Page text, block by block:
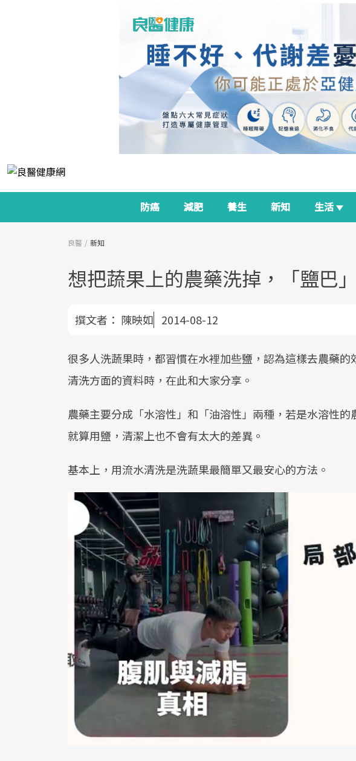
防癌 減肥 養生 新知 生活
良醫 新知
想把蔬果上的農藥洗掉，「鹽巴
撰文者： 陳映如 2014-08-12
很多人洗蔬果時，都習慣在水裡加些鹽，認為這樣去農藥
清洗方面的資料時，在此和大家分享。
農藥主要分成「水溶性」和「油溶性」兩種，若是水溶性
就算用鹽，清潔上也不會有太大的差異。
基本上，用流水清洗是洗蔬果最簡單又最安心的方法。
政
全
建